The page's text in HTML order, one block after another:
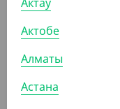
АРТ. 3525802
Актобе
Алматы
Астана